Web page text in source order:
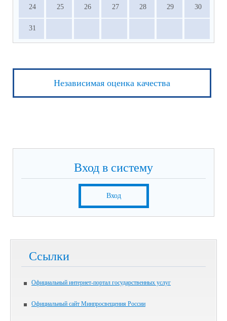
24 25 26 27 28 29 30
31
Независимая оценка качества
Вход в систему
Вход
Ссылки
Официальный интернет-портал государственных услуг
Официальный сайт Минпросвещения России